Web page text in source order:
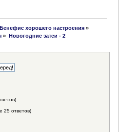
Бенефис хорошего настроения»
» Новогодние затеи - 2
25 ответов)